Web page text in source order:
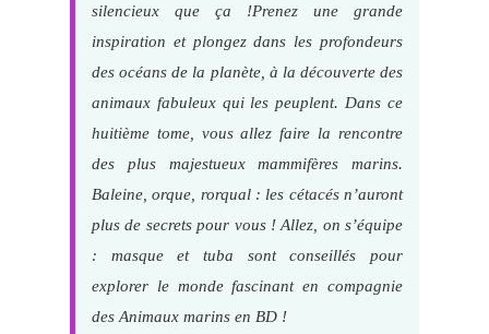
silencieux que ça !Prenez une grande
inspiration et plongez dans les profondeurs
des océans de la planète, à la découverte des
animaux fabuleux qui les peuplent. Dans ce
huitième tome, vous allez faire la rencontre
des plus majestueux mammifères marins.
Baleine, orque, rorqual : les cétacés n’auront
plus de secrets pour vous ! Allez, on s’équipe
: masque et tuba sont conseillés pour
explorer le monde fascinant en compagnie
des Animaux marins en BD !